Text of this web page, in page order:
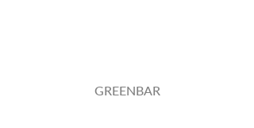
GREENBAR